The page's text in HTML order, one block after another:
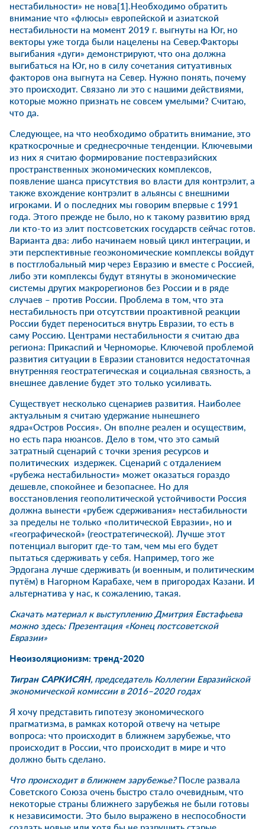
нестабильности» не нова[1].Необходимо обратить
внимание что «флюсы» европейской и азиатской
нестабильности на момент 2019 г. выгнуты на Юг, но
векторы уже тогда были нацелены на Север.Факторы
выгибания «дуги» демонстрируют, что она должна
выгибаться на Юг, но в силу сочетания ситуативных
факторов она выгнута на Север. Нужно понять, почему
это происходит. Связано ли это с нашими действиями,
которые можно признать не совсем умелыми? Считаю,
что да.
Следующее, на что необходимо обратить внимание, это
краткосрочные и среднесрочные тенденции. Ключевыми
из них я считаю формирование постевразийских
пространственных экономических комплексов,
появление шанса присутствия во власти для контрэлит, а
также вхождение контрэлит в альянсы с внешними
игроками. И о последних мы говорим впервые с 1991
года. Этого прежде не было, но к такому развитию вряд
ли кто-то из элит постсоветских государств сейчас готов.
Варианта два: либо начинаем новый цикл интеграции, и
эти перспективные геоэкономические комплексы войдут
в постглобальный мир через Евразию и вместе с Россией,
либо эти комплексы будут втянуты в экономические
системы других макрорегионов без России и в ряде
случаев – против России. Проблема в том, что эта
нестабильность при отсутствии проактивной реакции
России будет переноситься внутрь Евразии, то есть в
саму Россию. Центрами нестабильности я считаю два
региона: Прикаспий и Черноморье. Ключевой проблемой
развития ситуации в Евразии становится недостаточная
внутренняя геостратегическая и социальная связность, а
внешнее давление будет это только усиливать.
Существует несколько сценариев развития. Наиболее
актуальным я считаю удержание нынешнего
ядра«Остров Россия». Он вполне реален и осуществим,
но есть пара нюансов. Дело в том, что это самый
затратный сценарий с точки зрения ресурсов и
политических издержек. Сценарий с отдалением
«рубежа нестабильности» может оказаться гораздо
дешевле, спокойнее и безопаснее. Но для
восстановления геополитической устойчивости Россия
должна вынести «рубеж сдерживания» нестабильности
за пределы не только «политической Евразии», но и
«географической» (геостратегической). Лучше этот
потенциал выгорит где-то там, чем мы его будет
пытаться сдерживать у себя. Например, того же
Эрдогана лучше сдерживать (и военным, и политическим
путём) в Нагорном Карабахе, чем в пригородах Казани. И
альтернатива у нас, к сожалению, такая.
Скачать материал к выступлению Дмитрия Евстафьева
можно здесь: Презентация «Конец постсоветской
Евразии»
Неоизоляционизм: тренд-2020
Тигран САРКИСЯН, председатель Коллегии Евразийской
экономической комиссии в 2016–2020 годах
Я хочу представить гипотезу экономического
прагматизма, в рамках которой отвечу на четыре
вопроса: что происходит в ближнем зарубежье, что
происходит в России, что происходит в мире и что
должно быть сделано.
Что происходит в ближнем зарубежье?После развала
Советского Союза очень быстро стало очевидным, что
некоторые страны ближнего зарубежья не были готовы
к независимости. Это было выражено в неспособности